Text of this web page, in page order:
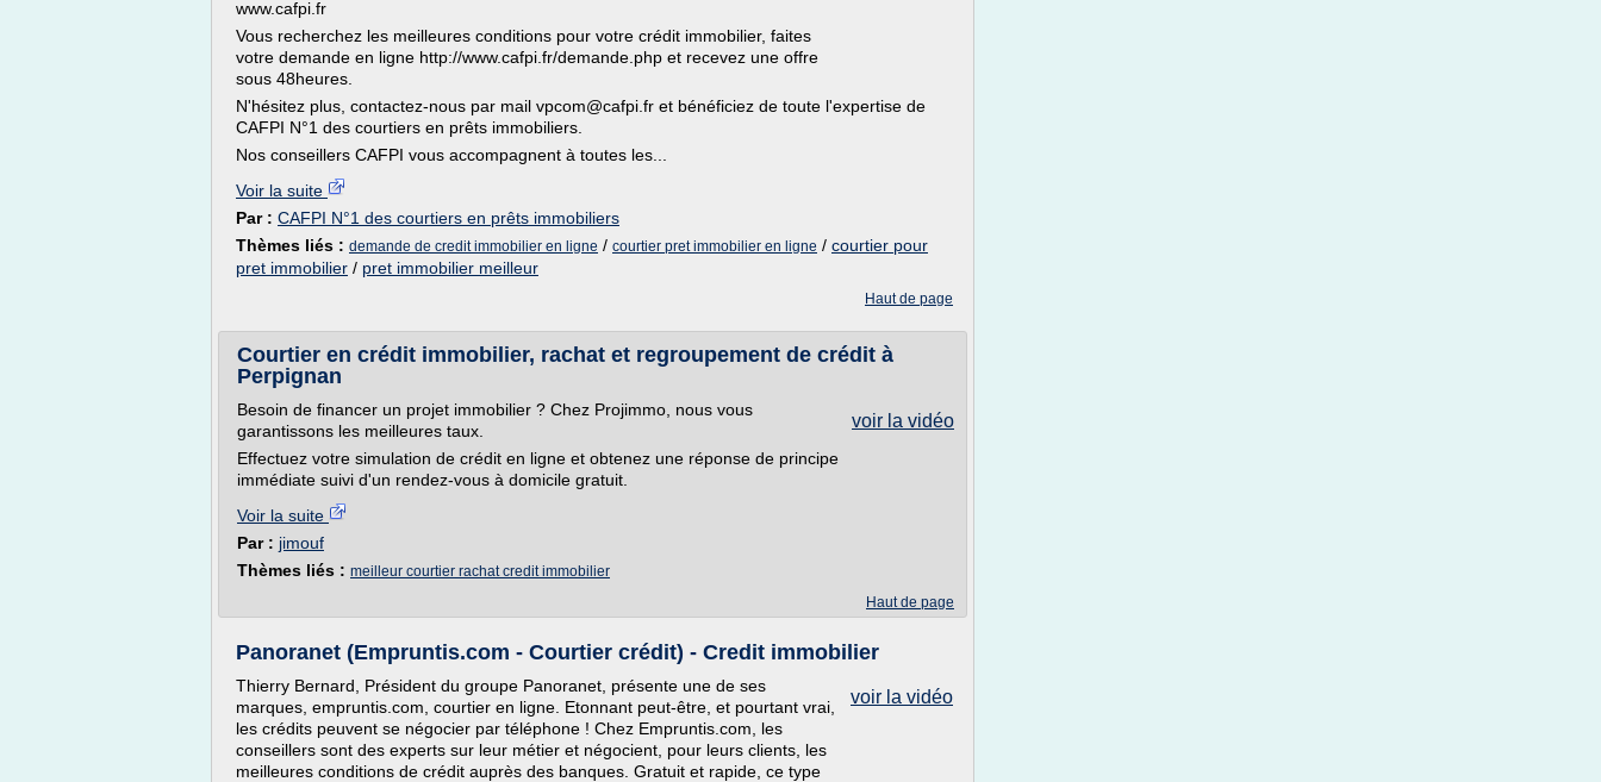
www.cafpi.fr
Vous recherchez les meilleures conditions pour votre crédit immobilier, faites
votre demande en ligne http://www.cafpi.fr/demande.php et recevez une offre
sous 48heures.
N'hésitez plus, contactez-nous par mail vpcom@cafpi.fr et bénéficiez de toute l'expertise de
CAFPI N°1 des courtiers en prêts immobiliers.
Nos conseillers CAFPI vous accompagnent à toutes les...
Voir la suite
Par : CAFPI N°1 des courtiers en prêts immobiliers
Thèmes liés : demande de credit immobilier en ligne / courtier pret immobilier en ligne / courtier pour
pret immobilier / pret immobilier meilleur
Haut de page
Courtier en crédit immobilier, rachat et regroupement de crédit à
Perpignan
voir la vidéo
Besoin de financer un projet immobilier ? Chez Projimmo, nous vous
garantissons les meilleures taux.
Effectuez votre simulation de crédit en ligne et obtenez une réponse de principe
immédiate suivi d'un rendez-vous à domicile gratuit.
Voir la suite
Par : jimouf
Thèmes liés : meilleur courtier rachat credit immobilier
Haut de page
Panoranet (Empruntis.com - Courtier crédit) - Credit immobilier
voir la vidéo
Thierry Bernard, Président du groupe Panoranet, présente une de ses
marques, empruntis.com, courtier en ligne. Etonnant peut-être, et pourtant vrai,
les crédits peuvent se négocier par téléphone ! Chez Empruntis.com, les
conseillers sont des experts sur leur métier et négocient, pour leurs clients, les
meilleures conditions de crédit auprès des banques. Gratuit et rapide, ce type